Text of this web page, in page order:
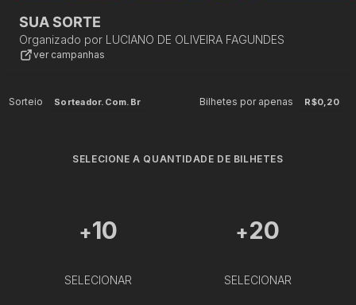
SUA SORTE
Organizado por LUCIANO DE OLIVEIRA FAGUNDES
ver campanhas
Sorteio Sorteador.com.br Bilhetes por apenas R$0,20
SELECIONE A QUANTIDADE DE BILHETES
+10
SELECIONAR
+20
SELECIONAR